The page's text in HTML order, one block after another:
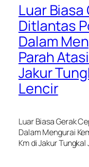
Luar
Ditlantas
Dalam
Parah
Jakur
Lencir
Luar Biasa Gerak
Dalam Mengurai
Km di Jakur